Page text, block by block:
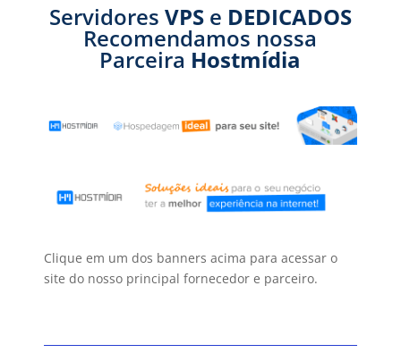
Servidores VPSe DEDICADOS
Recomendamos nossa
Parceira Hostmídia
Clique em um dos banners acima para acessar o
site do nosso principal fornecedor e parceiro.